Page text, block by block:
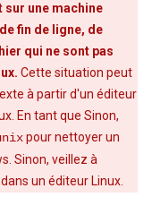
sur une machine
fin de ligne, de
qui ne sont pas
Cette situation peut
à partir d'un éditeur
En tant que Sinon,
pour nettoyer un
Sinon, veillez à
un éditeur Linux.